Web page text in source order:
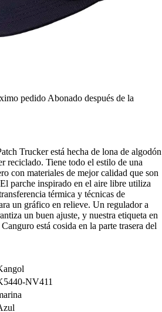
pedido Abonado después de la
Trucker está hecha de lona de algodón
reciclado. Tiene todo el estilo de una
con materiales de mejor calidad que son
parche inspirado en el aire libre utiliza
térmica y técnicas de
un gráfico en relieve. Un regulador a
un buen ajuste, y nuestra etiqueta en
está cosida en la parte trasera del
NV411